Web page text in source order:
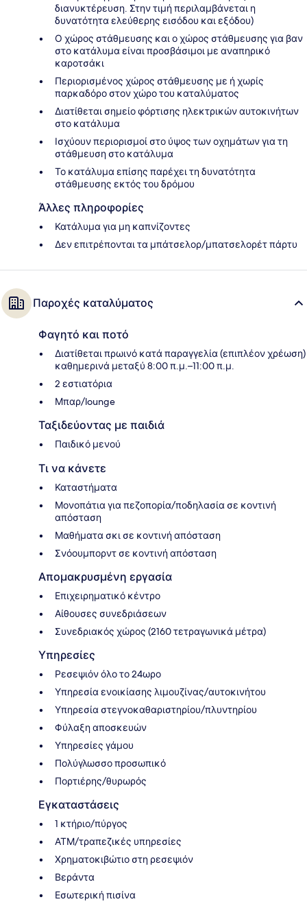
διανυκτέρευση. Στην τιμή περιλαμβάνεται η
δυνατότητα ελεύθερης εισόδου και εξόδου)
Ο χώρος στάθμευσης και ο χώρος στάθμευσης για βαν
στο κατάλυμα είναι προσβάσιμοι με αναπηρικό
καροτσάκι
Περιορισμένος χώρος στάθμευσης με ή χωρίς
παρκαδόρο στον χώρο του καταλύματος
Διατίθεται σημείο φόρτισης ηλεκτρικών αυτοκινήτων
στο κατάλυμα
Ισχύουν περιορισμοί στο ύψος των οχημάτων για τη
στάθμευση στο κατάλυμα
Το κατάλυμα επίσης παρέχει τη δυνατότητα
στάθμευσης εκτός του δρόμου
Άλλες πληροφορίες
Κατάλυμα για μη καπνίζοντες
Δεν επιτρέπονται τα μπάτσελορ/μπατσελορέτ πάρτυ
Παροχές καταλύματος
Φαγητό και ποτό
Διατίθεται πρωινό κατά παραγγελία (επιπλέον χρέωση)
καθημερινά μεταξύ 8:00 π.μ.–11:00 π.μ.
2 εστιατόρια
Μπαρ/lounge
Ταξιδεύοντας με παιδιά
Παιδικό μενού
Τι να κάνετε
Καταστήματα
Μονοπάτια για πεζοπορία/ποδηλασία σε κοντινή
απόσταση
Μαθήματα σκι σε κοντινή απόσταση
Σνόουμπορντ σε κοντινή απόσταση
Απομακρυσμένη εργασία
Επιχειρηματικό κέντρο
Αίθουσες συνεδριάσεων
Συνεδριακός χώρος (2160 τετραγωνικά μέτρα)
Υπηρεσίες
Ρεσεψιόν όλο το 24ωρο
Υπηρεσία ενοικίασης λιμουζίνας/αυτοκινήτου
Υπηρεσία στεγνοκαθαριστηρίου/πλυντηρίου
Φύλαξη αποσκευών
Υπηρεσίες γάμου
Πολύγλωσσο προσωπικό
Πορτιέρης/θυρωρός
Εγκαταστάσεις
1 κτήριο/πύργος
ΑΤΜ/τραπεζικές υπηρεσίες
Χρηματοκιβώτιο στη ρεσεψιόν
Βεράντα
Εσωτερική πισίνα